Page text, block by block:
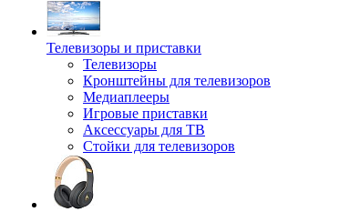
Телевизоры и приставки
Телевизоры
Кронштейны для телевизоров
Медиаплееры
Игровые приставки
Аксессуары для ТВ
Стойки для телевизоров